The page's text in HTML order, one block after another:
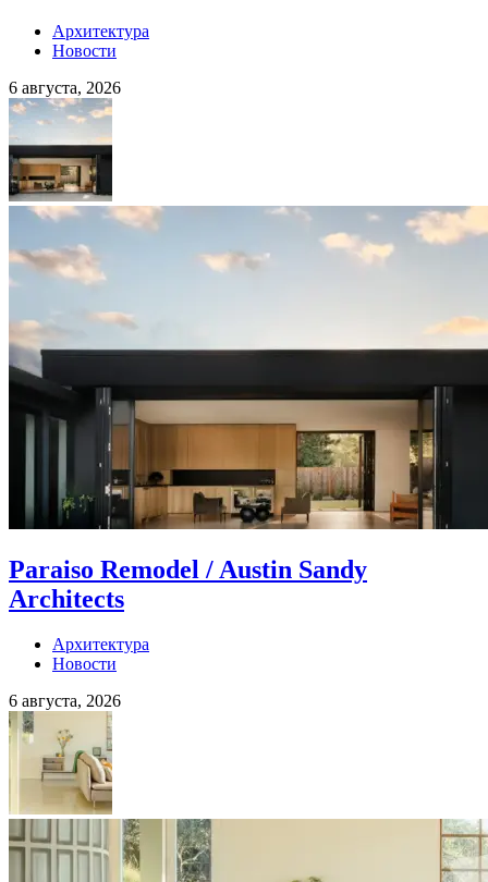
Архитектура
Новости
6 августа, 2026
Paraiso Remodel / Austin Sandy
Architects
Архитектура
Новости
6 августа, 2026